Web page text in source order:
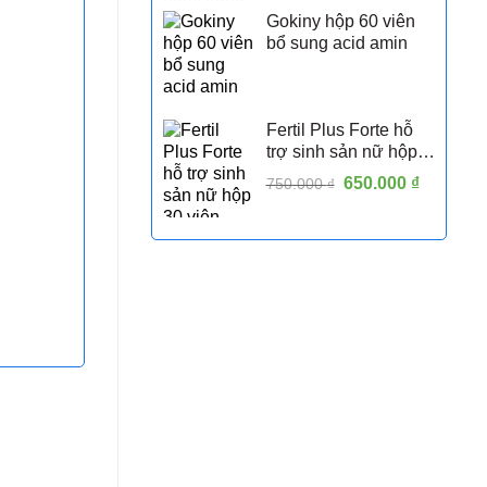
Gokiny hộp 60 viên
bổ sung acid amin
Fertil Plus Forte hỗ
trợ sinh sản nữ hộp
750.000₫ Giá
650.000 ₫